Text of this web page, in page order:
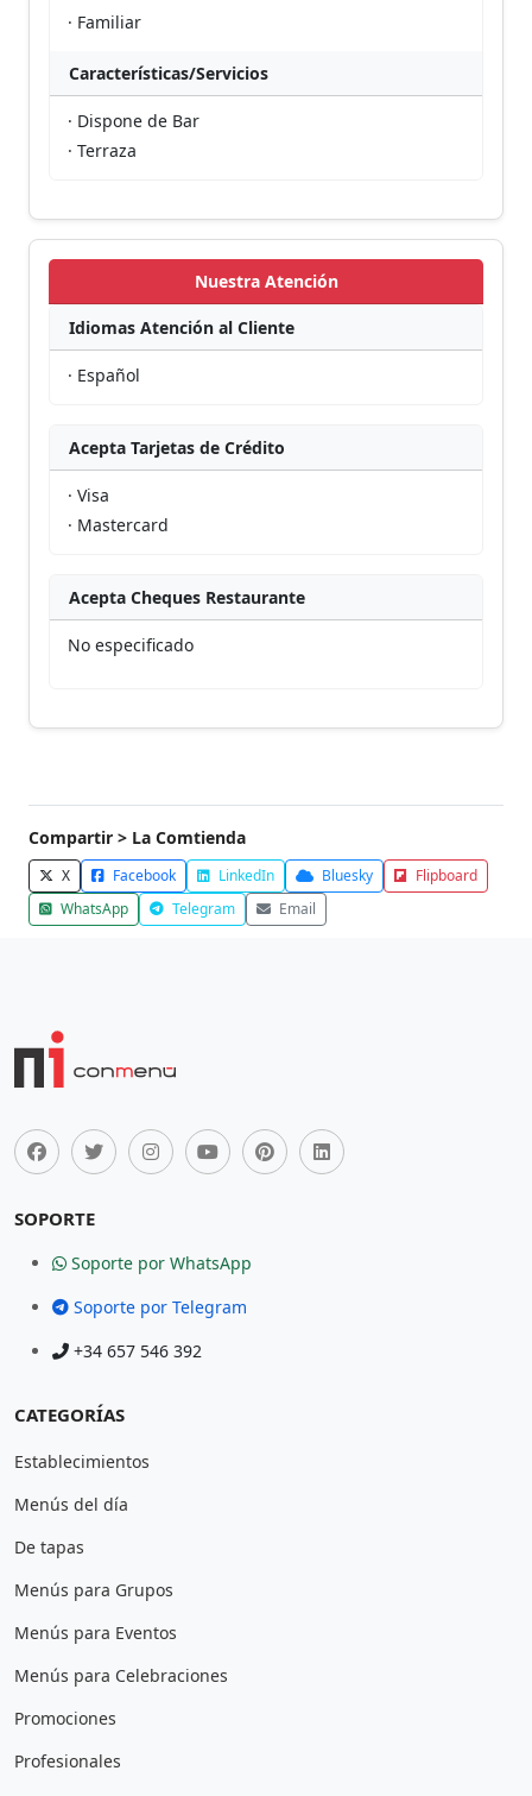
· Familiar
Características/Servicios
· Dispone de Bar
· Terraza
Nuestra Atención
Idiomas Atención al Cliente
· Español
Acepta Tarjetas de Crédito
· Visa
· Mastercard
Acepta Cheques Restaurante
No especificado
Compartir > La Comtienda
X Facebook LinkedIn Bluesky
Flipboard
WhatsApp
Telegram Email
SOPORTE
Soporte por WhatsApp
Soporte por Telegram
+34 657 546 392
CATEGORÍAS
Establecimientos
Menús del día
De tapas
Menús para Grupos
Menús para Eventos
Menús para Celebraciones
Promociones
Profesionales